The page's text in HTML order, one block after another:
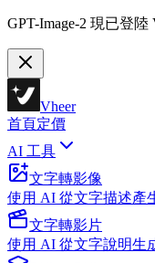
GPT-Image-2 現已登陸
Vheer
首頁定價
AI 工具
文字轉影像
使用 AI 從文字描述產
文字轉影片
使用 AI 從文字說明生